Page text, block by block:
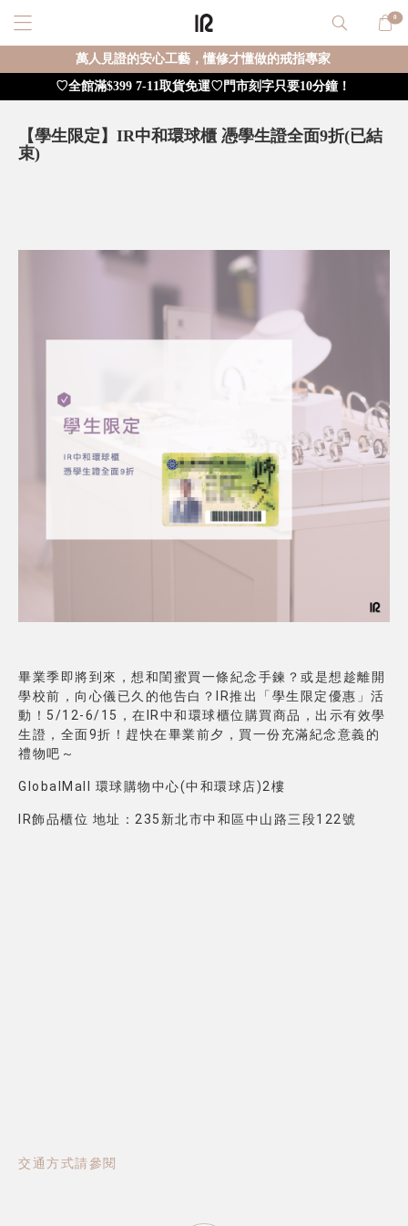
0
萬人見證的安心工藝，懂修才懂做的戒指專家
♡全館滿$399 7-11取貨免運♡門市刻字只要10分鐘！
【學生限定】IR中和環球櫃 憑學生證全面9折(已結
束)
畢業季即將到來，想和閨蜜買一條紀念手鍊？或是想趁離開
學校前，向心儀已久的他告白？IR推出「學生限定優惠」活
動！5/12-6/15，在IR中和環球櫃位購買商品，出示有效學
生證，全面9折！趕快在畢業前夕，買一份充滿紀念意義的
禮物吧～
GlobalMall 環球購物中心(中和環球店)2樓
IR飾品櫃位 地址：235新北市中和區中山路三段122號
交通方式請參閱